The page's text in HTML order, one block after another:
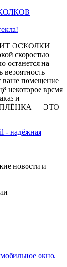
ОСКОЛКИ
скоростью
останется на
вероятность
ваше помещение
некоторое время
и
— ЭТО
- надёжная
новости и
окно.